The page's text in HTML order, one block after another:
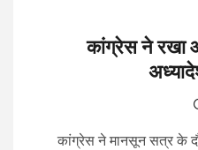
कांग्रेस ने रखा
कांग्रेस ने मानसून सत्र के